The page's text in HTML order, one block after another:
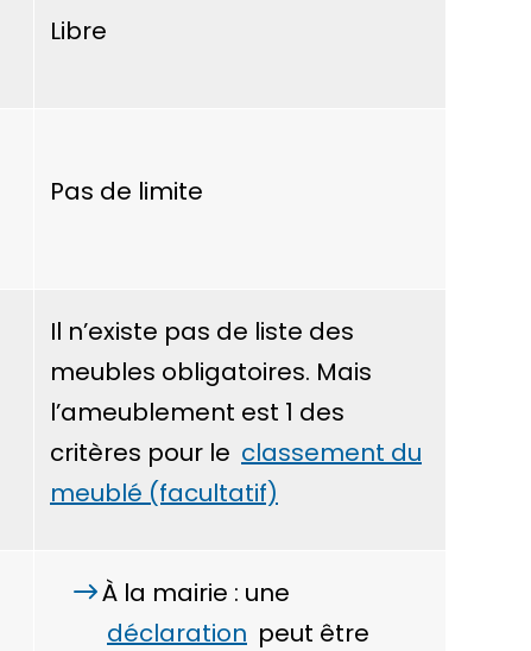
Libre
Pas de limite
Il n’existe pas de liste des
meubles obligatoires. Mais
l’ameublement est 1 des
critères pour le classement du
meublé (facultatif)
À la mairie : une
déclaration peut être